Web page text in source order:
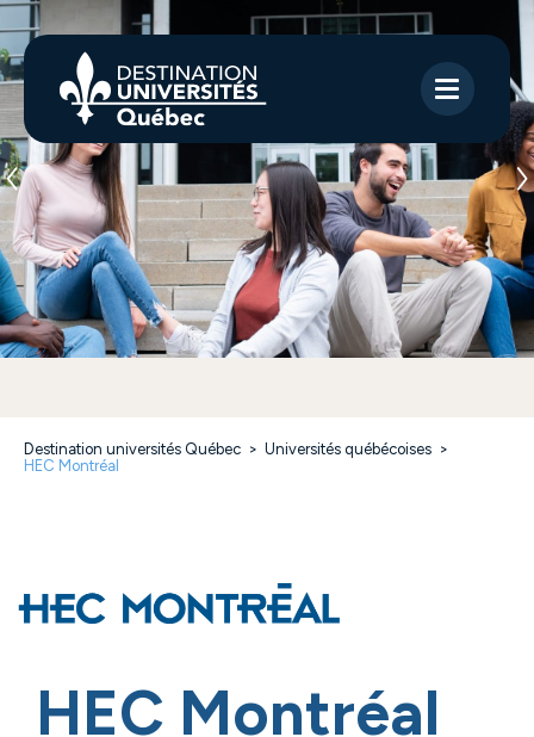
Destination universités Québec > Universités québécoises >
HEC Montréal
HEC Montréal